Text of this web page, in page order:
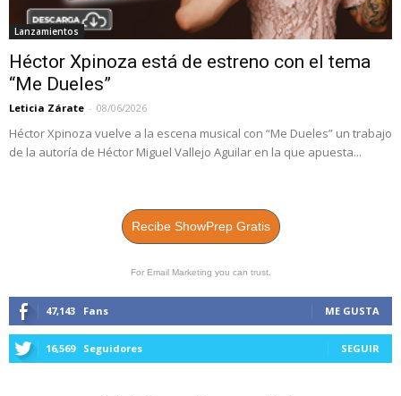
Lanzamientos
Héctor Xpinoza está de estreno con el tema
“Me Dueles”
Leticia Zárate - 08/06/2026
Héctor Xpinoza vuelve a la escena musical con “Me Dueles” un trabajo
de la autoría de Héctor Miguel Vallejo Aguilar en la que apuesta...
Recibe ShowPrep Gratis
For Email Marketing you can trust.
47,143 Fans ME GUSTA
16,569 Seguidores SEGUIR